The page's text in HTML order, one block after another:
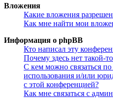
Вложения
Какие вложения
Как мне найти мои
Информация о phpBB
Кто написал эту
Почему здесь нет такой-
С кем можно связаться
использования и/или
с этой конференцией?
Как мне связаться с